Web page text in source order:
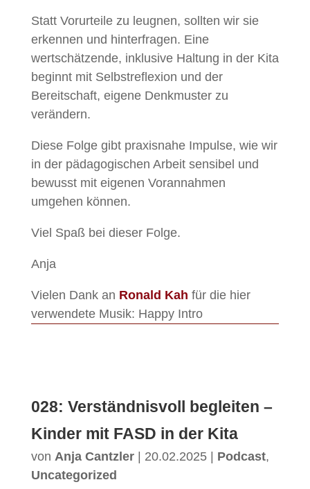
Statt Vorurteile zu leugnen, sollten wir sie
erkennen und hinterfragen. Eine
wertschätzende, inklusive Haltung in der Kita
beginnt mit Selbstreflexion und der
Bereitschaft, eigene Denkmuster zu
verändern.
Diese Folge gibt praxisnahe Impulse, wie wir
in der pädagogischen Arbeit sensibel und
bewusst mit eigenen Vorannahmen
umgehen können.
Viel Spaß bei dieser Folge.
Anja
Vielen Dank an Ronald Kah für die hier
verwendete Musik: Happy Intro
028: Verständnisvoll begleiten –
Kinder mit FASD in der Kita
von Anja Cantzler| 20.02.2025| Podcast,
Uncategorized